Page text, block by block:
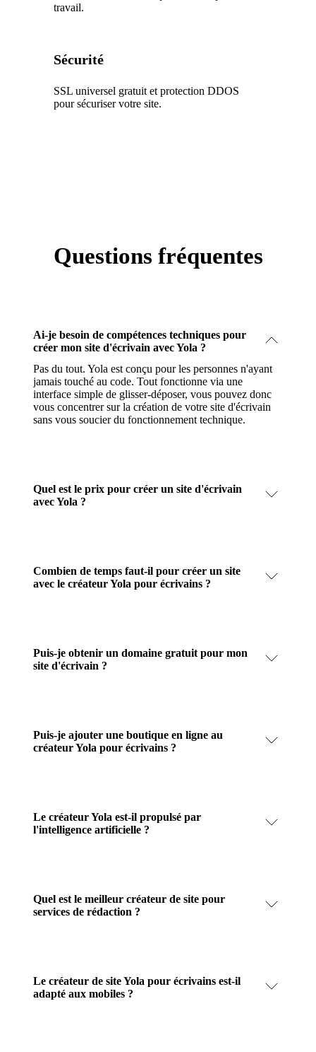
travail.
Sécurité
SSL universel gratuit et protection DDOS
pour sécuriser votre site.
Questions fréquentes
Ai-je besoin de compétences techniques pour
créer mon site d'écrivain avec Yola ?
Pas du tout. Yola est conçu pour les personnes n'ayant
jamais touché au code. Tout fonctionne via une
interface simple de glisser-déposer, vous pouvez donc
vous concentrer sur la création de votre site d'écrivain
sans vous soucier du fonctionnement technique.
Quel est le prix pour créer un site d'écrivain
avec Yola ?
Combien de temps faut-il pour créer un site
avec le créateur Yola pour écrivains ?
Puis-je obtenir un domaine gratuit pour mon
site d'écrivain ?
Puis-je ajouter une boutique en ligne au
créateur Yola pour écrivains ?
Le créateur Yola est-il propulsé par
l'intelligence artificielle ?
Quel est le meilleur créateur de site pour
services de rédaction ?
Le créateur de site Yola pour écrivains est-il
adapté aux mobiles ?